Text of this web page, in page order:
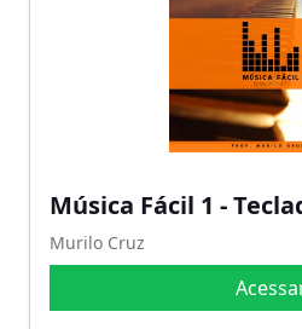
Música Fácil 1 -
Murilo Cruz